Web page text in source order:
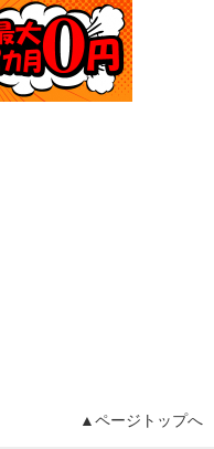
▲ページトップへ